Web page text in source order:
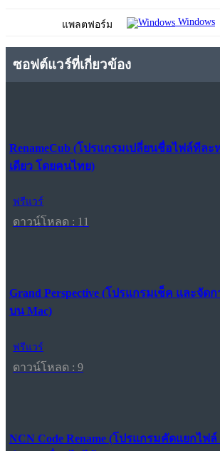
แพลตฟอร์ม Windows
ซอฟต์แวร์ที่เกี่ยวข้อง
RenameCub (โปรแกรมเปลี่ยนชื่อไฟล์ทีล
เดียว โดยคนไทย)
ฟรีแวร์
ดาวน์โหลด : 11
Grand Perspective (โปรแกรมเช็ค และจัด
บน Mac)
ฟรีแวร์
ดาวน์โหลด : 9
NCN Code Rename (โปรแกรมคัดแยกไฟ